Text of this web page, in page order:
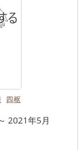
四枢
2021年5月